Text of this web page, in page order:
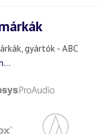
gyártók - ABC